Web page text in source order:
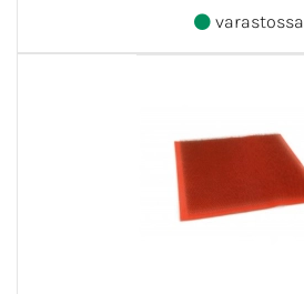
varastossa